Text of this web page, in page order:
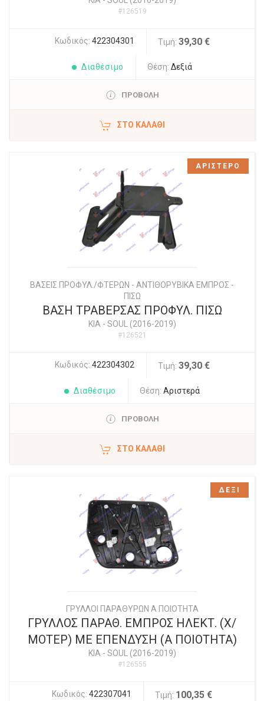
#126519
Κωδικός: 422304301 Τιμή: 39,30 €
Διαθέσιμο Θέση: Δεξιά
ΠΡΟΒΟΛΗ
ΣΤΟ ΚΑΛΆΘΙ
ΒΑΣΕΙΣ ΠΡΟΦΥΛ./ΦΤΕΡΩΝ - ΑΝΤΙΘΟΡΥΒΙΚΑ ΕΜΠΡΟΣ -
ΠΙΣΩ
ΒΑΣΗ ΤΡΑΒΕΡΣΑΣ ΠΡΟΦΥΛ. ΠΙΣΩ
KIA - SOUL (2016-2019)
#126521
Κωδικός: 422304302 Τιμή: 39,30 €
Διαθέσιμο Θέση: Αριστερά
ΠΡΟΒΟΛΗ
ΣΤΟ ΚΑΛΆΘΙ
ΑΡΙΣΤΕΡΟ
ΓΡΥΛΛΟΙ ΠΑΡΑΘΥΡΩΝ Α ΠΟΙΟΤΗΤΑ
ΓΡΥΛΛΟΣ ΠΑΡΑΘ. ΕΜΠΡΟΣ ΗΛΕΚΤ. (Χ/
ΜΟΤΕΡ) ΜΕ ΕΠΕΝΔΥΣΗ (Α ΠΟΙΟΤΗΤΑ)
KIA - SOUL (2016-2019)
#126555
Κωδικός: 422307041 Τιμή: 100,35 €
ΔΕΞΙ